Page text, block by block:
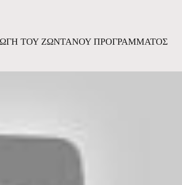
ΤΟΥ ΖΩΝΤΑΝΟΥ ΠΡΟΓΡΑΜΜΑΤΟΣ